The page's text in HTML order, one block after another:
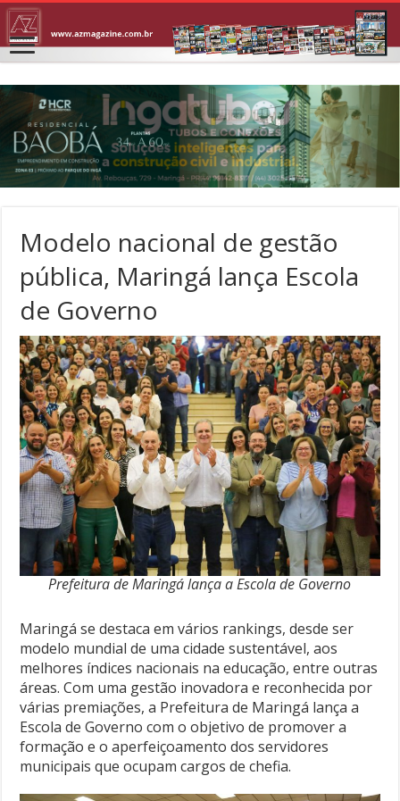
Modelo nacional de gestão
pública, Maringá lança Escola
de Governo
Prefeitura de Maringá lança a Escola de Governo
Maringá se destaca em vários rankings, desde ser
modelo mundial de uma cidade sustentável, aos
melhores índices nacionais na educação, entre outras
áreas. Com uma gestão inovadora e reconhecida por
várias premiações, a Prefeitura de Maringá lança a
Escola de Governo com o objetivo de promover a
formação e o aperfeiçoamento dos servidores
municipais que ocupam cargos de chefia.